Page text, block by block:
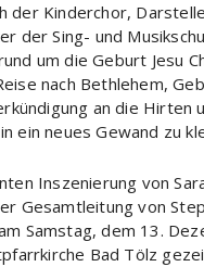
der Kinderchor,
der Sing- und
um die Geburt Jesu
nach Bethlehem,
an die Hirten
ein neues Gewand zu
Inszenierung von
Gesamtleitung von
Samstag, dem 13.
Bad Tölz